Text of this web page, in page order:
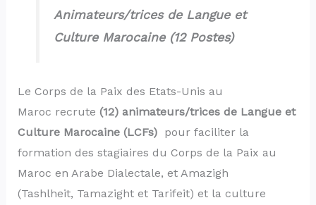
Animateurs/trices de Langue et
Culture Marocaine (12 Postes)
Le Corps de la Paix des Etats-Unis au
Maroc recrute (12) animateurs/trices de Langue et
Culture Marocaine (LCFs)pour faciliter la
formation des stagiaires du Corps de la Paix au
Maroc en Arabe Dialectale, et Amazigh
(Tashlheit, Tamazight et Tarifeit) et la culture